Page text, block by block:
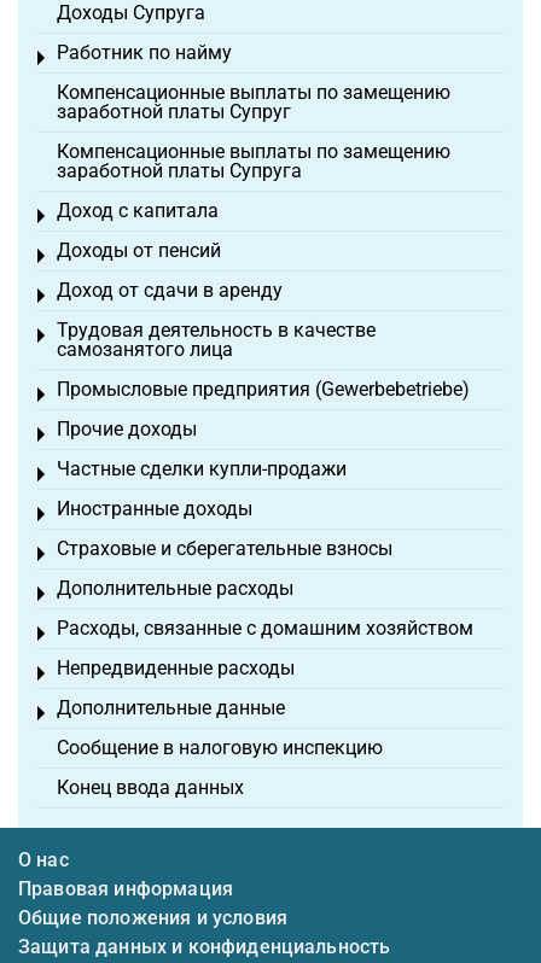
Доходы Супруга
Работник по найму
Toggle menu
Компенсационные выплаты по замещению
заработной платы Супруг
Компенсационные выплаты по замещению
заработной платы Супруга
Доход с капитала
Toggle menu
Доходы от пенсий
Toggle menu
Доход от сдачи в аренду
Toggle menu
Трудовая деятельность в качестве
самозанятого лица
Toggle menu
Промысловые предприятия (Gewerbebetriebe)
Toggle menu
Прочие доходы
Toggle menu
Частные сделки купли-продажи
Toggle menu
Иностранные доходы
Toggle menu
Страховые и сберегательные взносы
Toggle menu
Дополнительные расходы
Toggle menu
Расходы, связанные с домашним хозяйством
Toggle menu
Непредвиденные расходы
Toggle menu
Дополнительные данные
Toggle menu
Сообщение в налоговую инспекцию
Конец ввода данных
О нас
Правовая информация
Общие положения и условия
Защита данных и конфиденциальность